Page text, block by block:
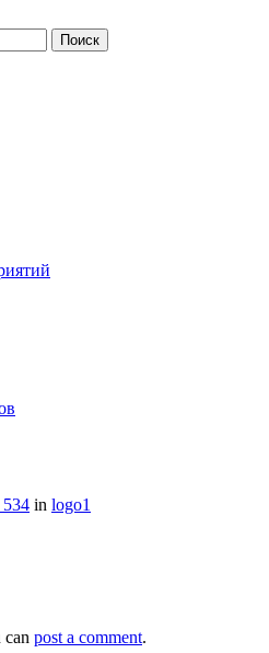
in logo1
can post a comment.